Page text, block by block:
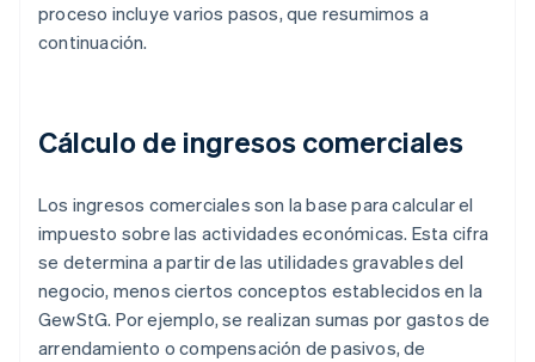
proceso incluye varios pasos, que resumimos a
continuación.
Cálculo de ingresos comerciales
Los ingresos comerciales son la base para calcular el
impuesto sobre las actividades económicas. Esta cifra
se determina a partir de las utilidades gravables del
negocio, menos ciertos conceptos establecidos en la
GewStG. Por ejemplo, se realizan sumas por gastos de
arrendamiento o compensación de pasivos, de